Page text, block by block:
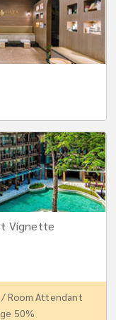
Vignette
Room Attendant
50%